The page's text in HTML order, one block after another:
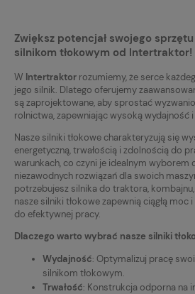
Zwiększ potencjał swojego
silnikom tłokowym od Intertraktor!
W Intertraktor rozumiemy, że serce
jego silnik. Dlatego oferujemy
są zaprojektowane, aby sprostać
rolnictwa, zapewniając wysoką wydajność
Nasze silniki tłokowe charakteryzują się
energetyczną, trwałością i zdolnością do
warunkach, co czyni je idealnym wyborem
niezawodnych rozwiązań dla swoich
potrzebujesz silnika do traktora,
nasze silniki tłokowe zapewnią ciągłą
do efektywnej pracy.
Dlaczego warto wybrać nasze silniki
Wydajność: Optymalizuj pracę
silnikom tłokowym.
Trwałość: Konstrukcja odporna na